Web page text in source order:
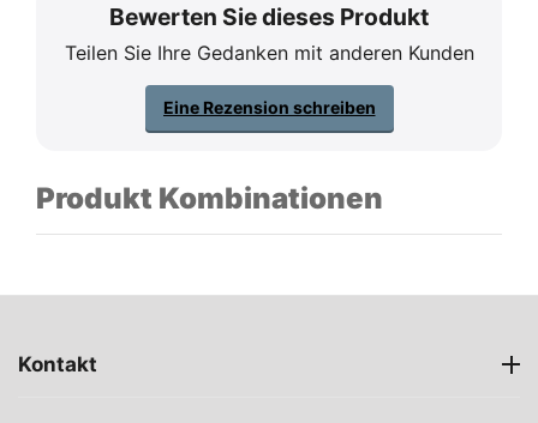
Bewerten Sie dieses Produkt
Teilen Sie Ihre Gedanken mit anderen Kunden
Eine Rezension schreiben
Produkt Kombinationen
Kontakt